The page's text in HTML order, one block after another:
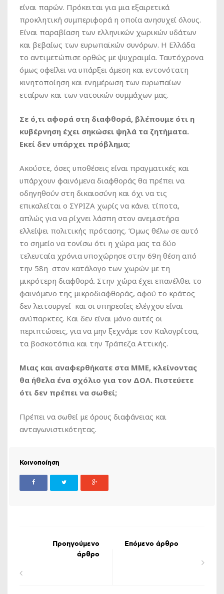
είναι παρών. Πρόκειται για μια εξαιρετικά
προκλητική συμπεριφορά η οποία ανησυχεί όλους.
Είναι παραβίαση των ελληνικών χωρικών υδάτων
και βεβαίως των ευρωπαϊκών συνόρων. Η Ελλάδα
το αντιμετώπισε ορθώς με ψυχραιμία. Ταυτόχρονα
όμως οφείλει να υπάρξει άμεση και εντονότατη
κινητοποίηση και ενημέρωση των ευρωπαίων
εταίρων και των νατοϊκών συμμάχων μας.
Σε ό,τι αφορά στη διαφθορά, βλέπουμε ότι η
κυβέρνηση έχει σηκώσει ψηλά τα ζητήματα.
Εκεί δεν υπάρχει πρόβλημα;
Ακούστε, όσες υποθέσεις είναι πραγματικές και
υπάρχουν φαινόμενα διαφθοράς θα πρέπει να
οδηγηθούν στη δικαιοσύνη και όχι να τις
επικαλείται ο ΣΥΡΙΖΑ χωρίς να κάνει τίποτα,
απλώς για να ρίχνει λάσπη στον ανεμιστήρα
ελλείψει πολιτικής πρότασης. Όμως θέλω σε αυτό
το σημείο να τονίσω ότι η χώρα μας τα δύο
τελευταία χρόνια υποχώρησε στην 69η θέση από
την 58η στον κατάλογο των χωρών με τη
μικρότερη διαφθορά. Στην χώρα έχει επανέλθει το
φαινόμενο της μικροδιαφθοράς, αφού το κράτος
δεν λειτουργεί και οι υπηρεσίες ελέγχου είναι
ανύπαρκτες. Και δεν είναι μόνο αυτές οι
περιπτώσεις, για να μην ξεχνάμε τον Καλογρίτσα,
τα βοσκοτόπια και την Τράπεζα Αττικής.
Μιας και αναφερθήκατε στα ΜΜΕ, κλείνοντας
θα ήθελα ένα σχόλιο για τον ΔΟΛ. Πιστεύετε
ότι δεν πρέπει να σωθεί;
Πρέπει να σωθεί με όρους διαφάνειας και
ανταγωνιστικότητας.
Κοινοποίηση
Προηγούμενο
άρθρο
Επόμενο άρθρο